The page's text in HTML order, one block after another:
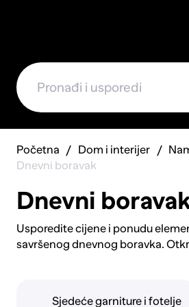
Početna Dom i interijer
Dnevni boravak
Dnevni
Usporedite cijene i ponudu
savršenog dnevnog boravka.
Sjedeće garniture i fotelje